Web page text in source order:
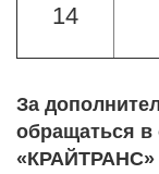
14
За
обращаться в
«КРАЙТРАНС»